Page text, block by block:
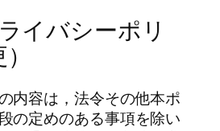
イバシーポリ
内容は，法令その他本ポ
の定めのある事項を除い